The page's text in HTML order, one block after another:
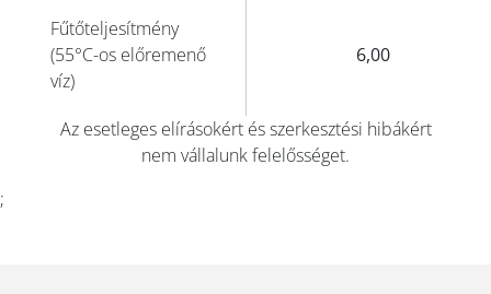
Fűtőteljesítmény
(55°C-os előremenő
víz)
6,00
Az esetleges elírásokért és szerkesztési hibákért
nem vállalunk felelősséget.
;